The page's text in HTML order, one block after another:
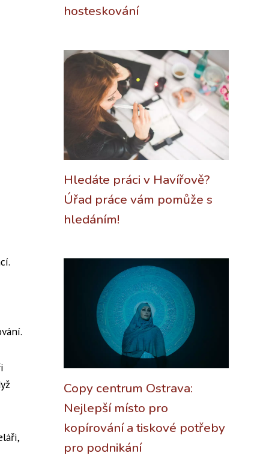
hosteskování
Hledáte práci v Havířově?
Úřad práce vám pomůže s
hledáním!
Copy centrum Ostrava:
Nejlepší místo pro
kopírování a tiskové potřeby
pro podnikání